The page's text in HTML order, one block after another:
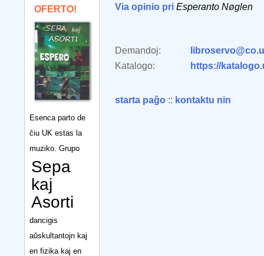
OFERTO!
Esenca parto de
ĉiu UK estas la
muziko. Grupo
Sepa
kaj
Asorti
dancigis
aŭskultantojn kaj
en fizika kaj en
Via opinio pri Esperanto Nøglen
Demandoj:
Katalogo:
https://
starta paĝo :: kontaktu nin